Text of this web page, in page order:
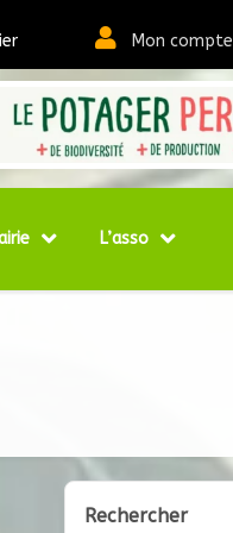
Mon compte
L’asso
Rechercher